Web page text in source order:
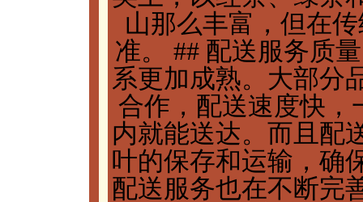
山那么丰富，但在
准。 ## 配送服务质
系更加成熟。大部分
合作，配送速度快，
内就能送达。而且配
叶的保存和运输，确
配送服务也在不断完